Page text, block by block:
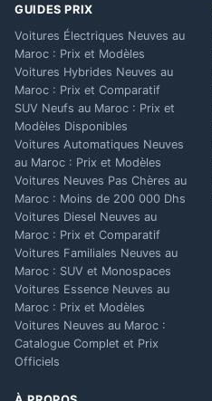
GUIDES PRIX
Voitures Électriques Neuves au
Maroc : Prix et Modèles
Voitures Hybrides Neuves au
Maroc : Prix et Comparatif
SUV Neufs au Maroc : Prix et
Modèles Disponibles
Voitures Automatiques Neuves
au Maroc : Prix et Modèles
Voitures Neuves Pas Chères au
Maroc : Moins de 200 000 Dhs
Voitures Diesel Neuves au
Maroc : Prix et Comparatif
Voitures Familiales Neuves au
Maroc : SUV et Monospaces
Voitures Essence Neuves au
Maroc : Prix et Modèles
Voitures Neuves au Maroc :
Catalogue Complet et Prix
Officiels